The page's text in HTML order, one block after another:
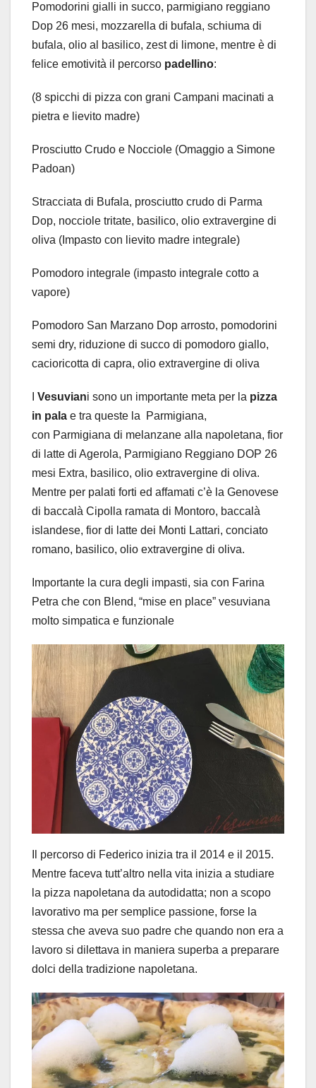
Pomodorini gialli in succo, parmigiano reggiano
Dop 26 mesi, mozzarella di bufala, schiuma di
bufala, olio al basilico, zest di limone, mentre è di
felice emotività il percorso padellino:
(8 spicchi di pizza con grani Campani macinati a
pietra e lievito madre)
Prosciutto Crudo e Nocciole (Omaggio a Simone
Padoan)
Stracciata di Bufala, prosciutto crudo di Parma
Dop, nocciole tritate, basilico, olio extravergine di
oliva (Impasto con lievito madre integrale)
Pomodoro integrale (impasto integrale cotto a
vapore)
Pomodoro San Marzano Dop arrosto, pomodorini
semi dry, riduzione di succo di pomodoro giallo,
cacioricotta di capra, olio extravergine di oliva
Vesuviani sono un importante meta per la pizza
in pala e tra queste la Parmigiana,
con Parmigiana di melanzane alla napoletana, fior
di latte di Agerola, Parmigiano Reggiano DOP 26
mesi Extra, basilico, olio extravergine di oliva.
Mentre per palati forti ed affamati c’è la Genovese
di baccalà Cipolla ramata di Montoro, baccalà
islandese, fior di latte dei Monti Lattari, conciato
romano, basilico, olio extravergine di oliva.
Importante la cura degli impasti, sia con Farina
Petra che con Blend, “mise en place” vesuviana
molto simpatica e funzionale
Il percorso di Federico inizia tra il 2014 e il 2015.
Mentre faceva tutt’altro nella vita inizia a studiare
la pizza napoletana da autodidatta; non a scopo
lavorativo ma per semplice passione, forse la
stessa che aveva suo padre che quando non era a
lavoro si dilettava in maniera superba a preparare
dolci della tradizione napoletana.